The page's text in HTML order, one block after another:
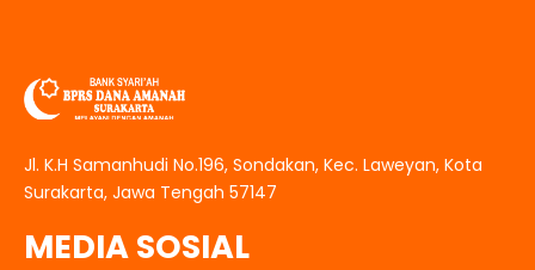
Jl. K.H Samanhudi No.196, Sondakan, Kec. Laweyan, Kota
Surakarta, Jawa Tengah 57147
MEDIA SOSIAL